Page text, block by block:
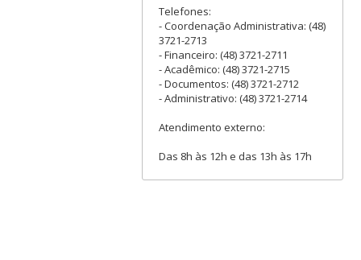
Telefones:
- Coordenação Administrativa: (48)
3721-2713
- Financeiro: (48) 3721-2711
- Acadêmico: (48) 3721-2715
- Documentos: (48) 3721-2712
- Administrativo: (48) 3721-2714
Atendimento externo:
Das 8h às 12h e das 13h às 17h